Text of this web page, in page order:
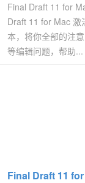
Final Draft 11 for
Draft 11 for Mac 激
本，将你全部的注
等编辑问题，帮助...
Final Draft 11